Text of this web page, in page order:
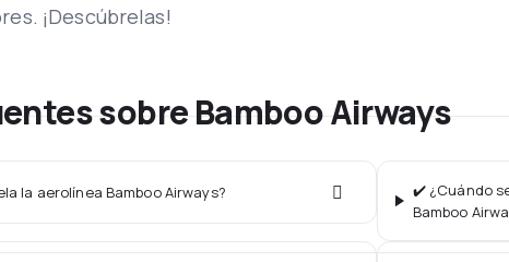
¡Descúbrelas!
sobre Bamboo Airways
la aerolínea Bamboo Airways?
✔️ ¿Cuándo
Bamboo